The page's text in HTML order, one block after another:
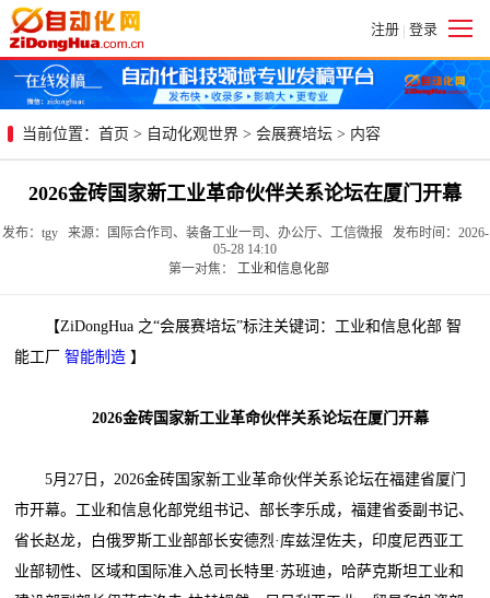
注册 | 登录
当前位置： 首页 > 自动化观世界 > 会展赛培坛 > 内容
2026金砖国家新工业革命伙伴关系论坛在厦门开幕
发布：tgy 来源：国际合作司、装备工业一司、办公厅、工信微报 发布时间：2026-
05-28 14:10
第一对焦：
工业和信息化部
【ZiDongHua 之“会展赛培坛”标注关键词：工业和信息化部 智
能工厂智能制造 】
2026金砖国家新工业革命伙伴关系论坛在厦门开幕
5月27日，2026金砖国家新工业革命伙伴关系论坛在福建省厦门
市开幕。工业和信息化部党组书记、部长李乐成，福建省委副书记、
省长赵龙，白俄罗斯工业部部长安德烈·库兹涅佐夫，印度尼西亚工
业部韧性、区域和国际准入总司长特里·苏班迪，哈萨克斯坦工业和